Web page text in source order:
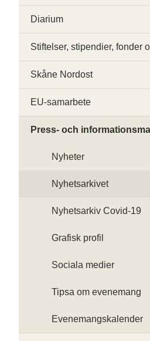
Diarium
Stiftelser, stipendier, fonder
Skåne Nordost
EU-samarbete
Press- och
Nyheter
Nyhetsarkivet
Nyhetsarkiv Covid-19
Grafisk profil
Sociala medier
Tipsa om evenemang
Evenemangskalender